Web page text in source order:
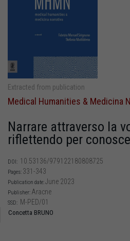
Extracted from publication
Medical Humanities & Medicina
Narrare attraverso la
riflettendo per
DOI: 10.53136/979122180808725
Pages: 331-343
Publication date:June 2023
Publisher: Aracne
SSD: M-PED/01
Concetta BRUNO